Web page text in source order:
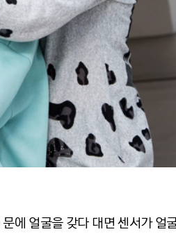
에 얼굴을 갖다 대면 센서가 얼